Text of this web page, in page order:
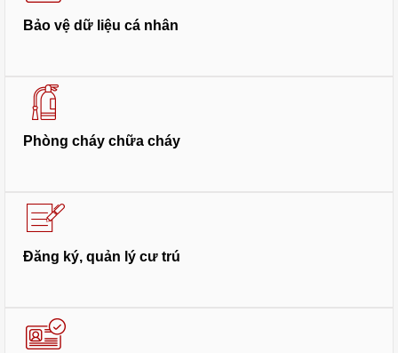
Bảo vệ dữ liệu cá nhân
Phòng cháy chữa cháy
Đăng ký, quản lý cư trú